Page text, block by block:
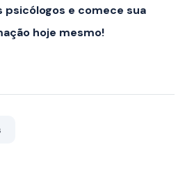
e comece sua
hoje mesmo!